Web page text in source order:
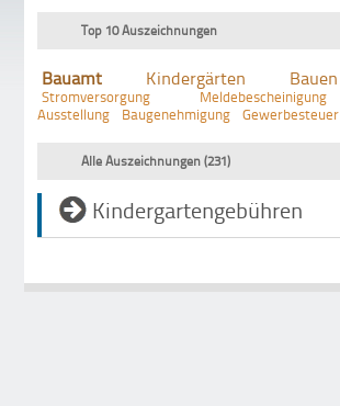
Top 10 Auszeichnungen
Bauamt Kindergärten Bauen
Stromversorgung
Meldebescheinigung
Ausstellung
Baugenehmigung Gewerbesteuer
Alle Auszeichnungen (231)
Kindergartengebühren